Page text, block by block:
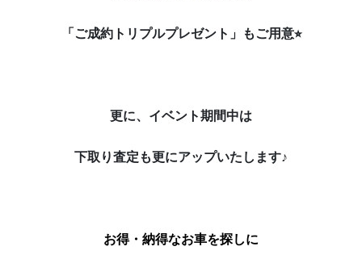
「 ご成約トリプルプレゼント」もご用意⭐︎
更に、イベント期間中は
下取り査定も更にアップいたします♪
お得・納得なお車を探しに